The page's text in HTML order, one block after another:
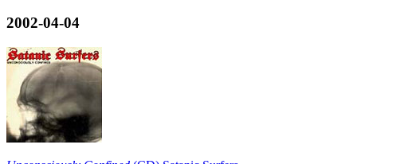
2002-04-04